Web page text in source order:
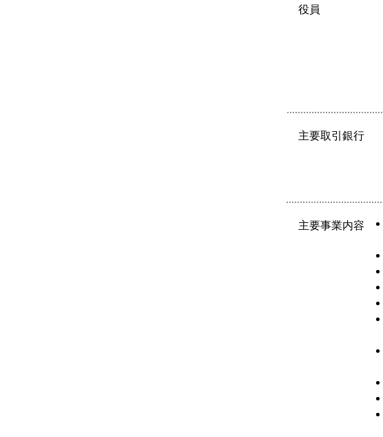
役員
主要取引銀行
主要事業内容